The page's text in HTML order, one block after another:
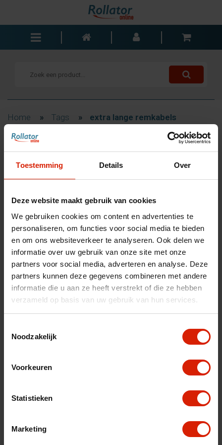
Toestemming Details Over
Deze website maakt gebruik van cookies
We gebruiken cookies om content en advertenties te
personaliseren, om functies voor social media te bieden
en om ons websiteverkeer te analyseren. Ook delen we
informatie over uw gebruik van onze site met onze
partners voor social media, adverteren en analyse. Deze
partners kunnen deze gegevens combineren met andere
informatie die u aan ze heeft verstrekt of die ze hebben
verzameld op basis van uw gebruik van hun services.
Noodzakelijk
Voorkeuren
Statistieken
Marketing
Rolstoelen
Trolleys
Bad- en slaapkamer
Accessoires
Wisselstukken
Blogs
Contact
nl
fr es
Home » Tags » extra lange remkabels
Filteren
Producten getagd met extra
lange remkabels
Sorteer op: